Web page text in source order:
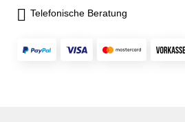
Telefonische Beratung